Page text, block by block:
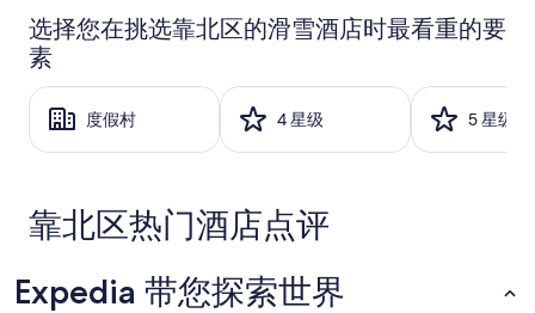
时
内
找
的、
位
晚
的
选择您在挑选靠北区的滑雪酒店时最看重的要
素
度假村 4 星级 5 星级
靠北区热门酒店点评
Expedia 带您探索世界